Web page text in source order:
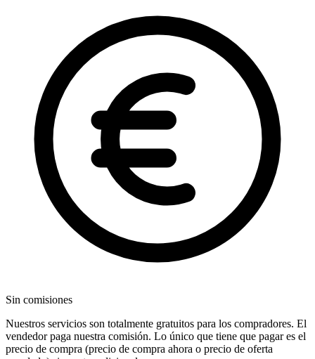
Sin comisiones
Nuestros servicios son totalmente gratuitos para los compradores. El
vendedor paga nuestra comisión. Lo único que tiene que pagar es el
precio de compra (precio de compra ahora o precio de oferta